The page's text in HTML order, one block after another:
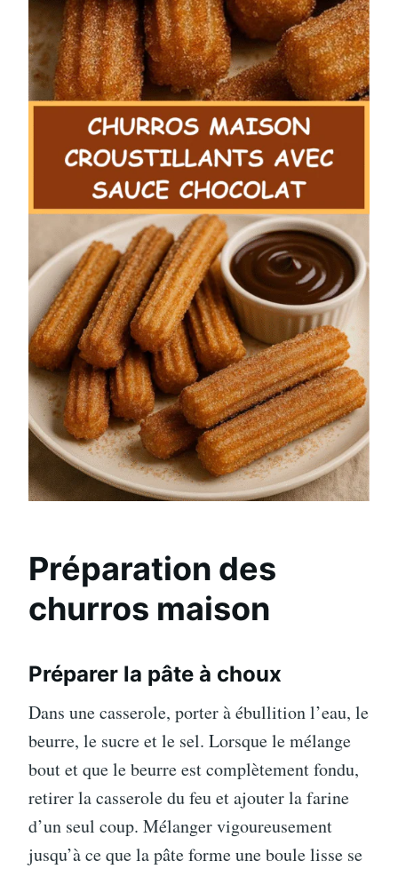
Préparation des
churros maison
Préparer la pâte à choux
Dans une casserole, porter à ébullition l’eau, le
beurre, le sucre et le sel. Lorsque le mélange
bout et que le beurre est complètement fondu,
retirer la casserole du feu et ajouter la farine
d’un seul coup. Mélanger vigoureusement
jusqu’à ce que la pâte forme une boule lisse se